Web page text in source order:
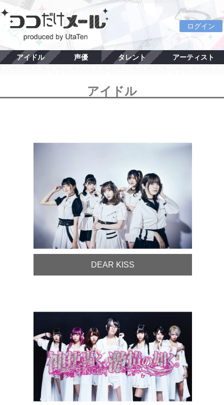
ログイン
アイドル 声優 タレント アーティスト
アイドル
DEAR KISS